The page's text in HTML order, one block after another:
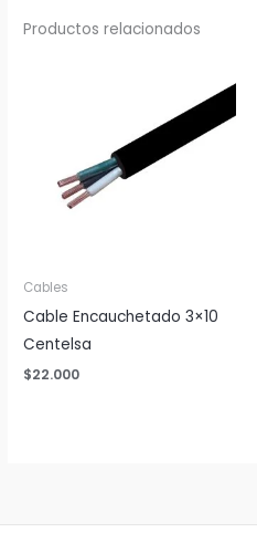
Productos relacionados
Cables
Cable Encauchetado 3×10
Centelsa
$22.000